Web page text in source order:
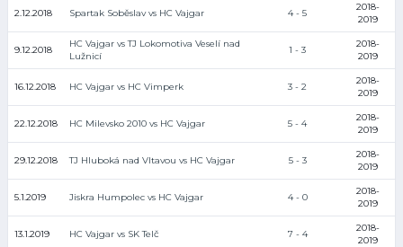
2.12.2018 Spartak Soběslav vs HC Vajgar 4 - 5
2018-
2019
9.12.2018
HC Vajgar vs TJ Lokomotiva Veselí nad
Lužnicí
1 - 3
2018-
2019
16.12.2018 HC Vajgar vs HC Vimperk 3 - 2
2018-
2019
22.12.2018 HC Milevsko 2010 vs HC Vajgar 5 - 4
2018-
2019
29.12.2018 TJ Hluboká nad Vltavou vs HC Vajgar 5 - 3
2018-
2019
5.1.2019 Jiskra Humpolec vs HC Vajgar 4 - 0
2018-
2019
13.1.2019 HC Vajgar vs SK Telč 7 - 4
2018-
2019